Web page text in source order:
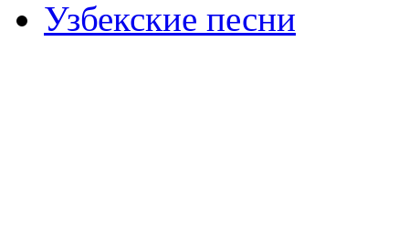
Узбекские песни